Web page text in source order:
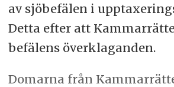
av sjöbefälen i
Detta efter att
befälens överklaganden.
Domarna från